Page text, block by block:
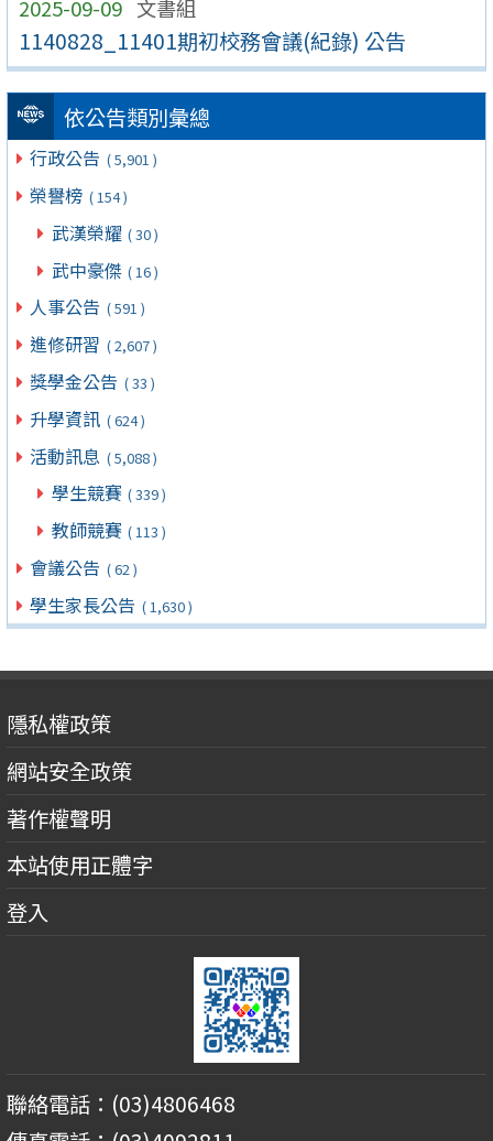
2025-09-09 文書組
1140828_11401期初校務會議(紀錄) 公告
依公告類別彙總
行政公告 ( 5,901 )
榮譽榜 ( 154 )
武漢榮耀 ( 30 )
武中豪傑 ( 16 )
人事公告 ( 591 )
進修研習 ( 2,607 )
獎學金公告 ( 33 )
升學資訊 ( 624 )
活動訊息 ( 5,088 )
學生競賽 ( 339 )
教師競賽 ( 113 )
會議公告 ( 62 )
學生家長公告 ( 1,630 )
隱私權政策
網站安全政策
著作權聲明
本站使用正體字
登入
聯絡電話：(03)4806468